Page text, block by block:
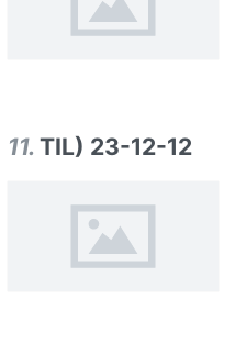
11. TIL) 23-12-12